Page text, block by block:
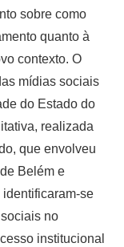
sobre como
quanto à
contexto. O
mídias sociais
do Estado do
realizada
que envolveu
Belém e
se
no
institucional